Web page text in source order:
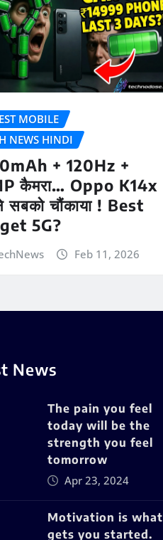
MOBILE
NEWS HINDI
+ 120Hz +
कैमरा… Oppo K14x
सबको चौंकाया ! Best
5G?
Feb 11, 2026
News
The pain you feel
today will be the
strength you feel
tomorrow
Apr 23, 2024
Motivation is what
gets you started.